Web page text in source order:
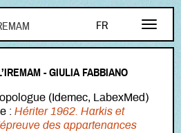
FR
EN
AR
Aller au contenu principal
- GIULIA FABBIANO
(Idemec, LabexMed)
: Hériter 1962. Harkis et
des appartenances